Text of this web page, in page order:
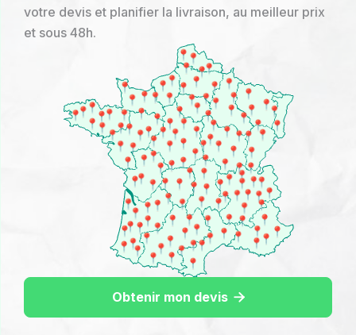
votre devis et planifier la livraison, au meilleur prix
et sous 48h.
Obtenir mon devis 